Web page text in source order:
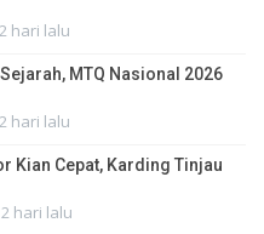
2 hari lalu
MTQ Nasional 2026
2 hari lalu
Kian Cepat, Karding Tinjau
2 hari lalu